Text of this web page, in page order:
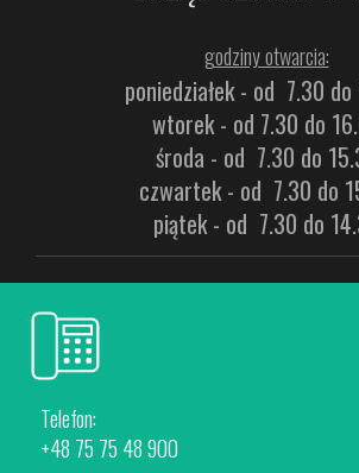
godziny otwarcia:
poniedziałek - od 7.30
wtorek - od 7.30 do
środa - od 7.30 do
czwartek - od 7.30 do
piątek - od 7.30 do
Telefon:
+48 75 75 48 900